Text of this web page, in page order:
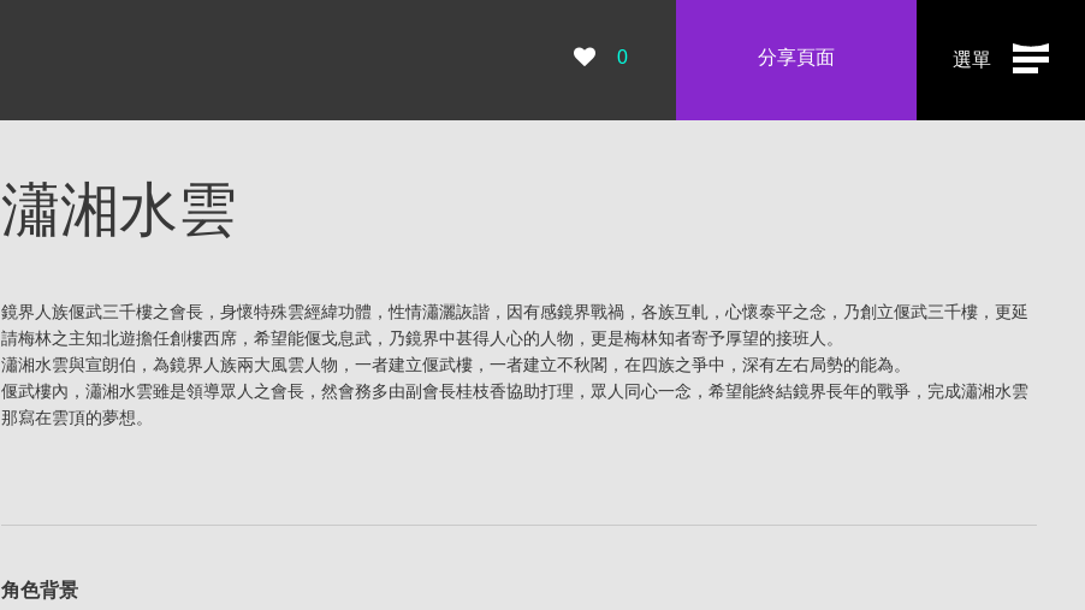
選單
瀏覽數：
0 分享頁面
瀟湘水雲
鏡界人族偃武三千樓之會長，身懷特殊雲經緯功體，性情瀟灑詼諧，因有感鏡界戰禍，各族互軋，心懷泰平之念，乃創立偃武三千樓，更延
請梅林之主知北遊擔任創樓西席，希望能偃戈息武，乃鏡界中甚得人心的人物，更是梅林知者寄予厚望的接班人。
瀟湘水雲與宣朗伯，為鏡界人族兩大風雲人物，一者建立偃武樓，一者建立不秋閣，在四族之爭中，深有左右局勢的能為。
偃武樓內，瀟湘水雲雖是領導眾人之會長，然會務多由副會長桂枝香協助打理，眾人同心一念，希望能終結鏡界長年的戰爭，完成瀟湘水雲
那寫在雲頂的夢想。
角色背景